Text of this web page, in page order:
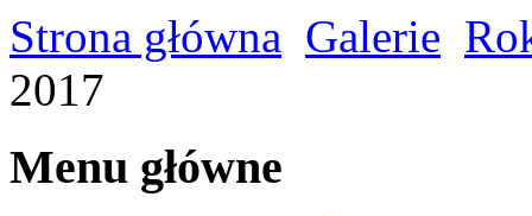
Strona główna Galerie
2017
Menu główne